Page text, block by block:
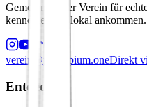
Gemeinnütziger Verein für
kennenlernen, lokal ankommen.
verein@principium.oneDirekt
Entdecken